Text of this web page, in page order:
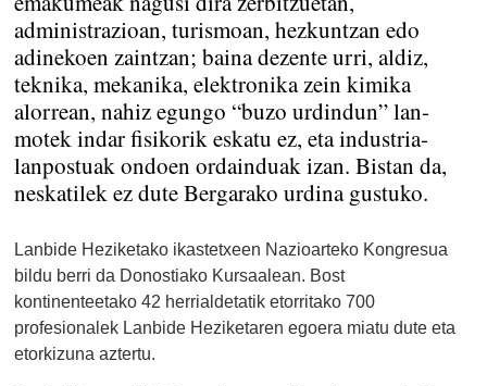
administrazioan, turismoan, hezkuntzan edo
adinekoen zaintzan; baina dezente urri, aldiz,
teknika, mekanika, elektronika zein kimika
alorrean, nahiz egungo “buzo urdindun” lan-
motek indar fisikorik eskatu ez, eta industria-
lanpostuak ondoen ordainduak izan. Bistan da,
neskatilek ez dute Bergarako urdina gustuko.
Lanbide Heziketako ikastetxeen Nazioarteko Kongresua
bildu berri da Donostiako Kursaalean. Bost
kontinenteetako 42 herrialdetatik etorritako 700
profesionalek Lanbide Heziketaren egoera miatu dute eta
etorkizuna aztertu.